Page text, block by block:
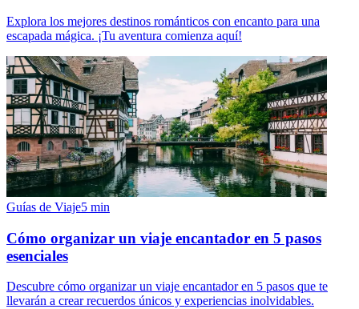
Explora los mejores destinos románticos con encanto para una
escapada mágica. ¡Tu aventura comienza aquí!
Guías de Viaje5 min
Cómo organizar un viaje encantador en 5 pasos
esenciales
Descubre cómo organizar un viaje encantador en 5 pasos que te
llevarán a crear recuerdos únicos y experiencias inolvidables.